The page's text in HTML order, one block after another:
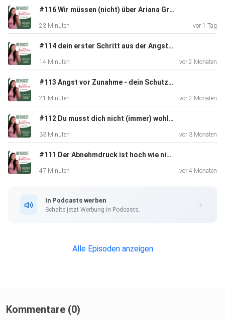
Mail: kontakt@bewusst-diaetfrei.de
#116 Wir müssen (nicht) über Ariana Grande reden
23 Minuten vor 1 Tag
#114 dein erster Schritt aus der Angst vor Zunahme
14 Minuten vor 2 Monaten
#113 Angst vor Zunahme - dein Schutzengel?
21 Minuten vor 2 Monaten
#112 Du musst dich nicht (immer) wohlfühlen.
33 Minuten vor 3 Monaten
#111 Der Abnehmdruck ist hoch wie nie! Alles hat sich geändert. Und doch nichts.
47 Minuten vor 4 Monaten
In Podcasts werben
Schalte jetzt Werbung in Podcasts.
Alle Episoden anzeigen
Kommentare (0)